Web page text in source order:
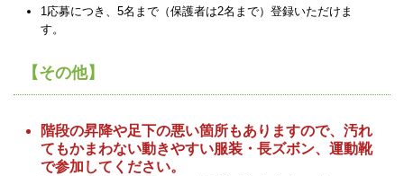
1応募につき、5名まで（保護者は2名まで）登録いただけま
す。
【その他】
階段の昇降や足下の悪い箇所もありますので、汚れ
てもかまわない動きやすい服装・長ズボン、運動靴
で参加してください。